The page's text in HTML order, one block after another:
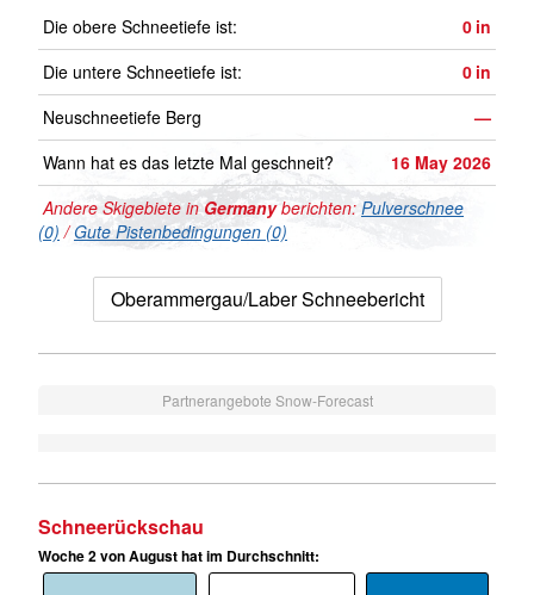
Die obere Schneetiefe ist: 0 in
Die untere Schneetiefe ist:
0 in
Neuschneetiefe Berg
—
Wann hat es das letzte Mal geschneit?
16 May 2026
Andere Skigebiete inGermanyberichten: Pulverschnee
(0) /Gute Pistenbedingungen (0)
Oberammergau/Laber Schneebericht
Partnerangebote Snow-Forecast
Schneerückschau
Woche 2 von August hat im Durchschnitt: